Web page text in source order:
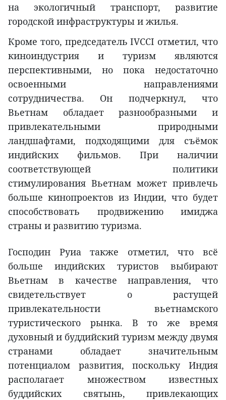
на экологичный транспорт, развитие
городской инфраструктуры и жилья.
Кроме того, председатель IVCCI отметил, что
киноиндустрия и туризм являются
перспективными, но пока недостаточно
освоенными направлениями
сотрудничества. Он подчеркнул, что
Вьетнам обладает разнообразными и
привлекательными природными
ландшафтами, подходящими для съёмок
индийских фильмов. При наличии
соответствующей политики
стимулирования Вьетнам может привлечь
больше кинопроектов из Индии, что будет
способствовать продвижению имиджа
страны и развитию туризма.
Господин Руиа также отметил, что всё
больше индийских туристов выбирают
Вьетнам в качестве направления, что
свидетельствует о растущей
привлекательности вьетнамского
туристического рынка. В то же время
духовный и буддийский туризм между двумя
странами обладает значительным
потенциалом развития, поскольку Индия
располагает множеством известных
буддийских святынь, привлекающих